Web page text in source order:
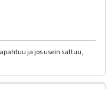
ja jos usein sattuu,